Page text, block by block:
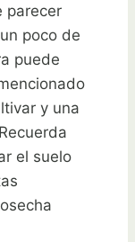
parecer
poco de
puede
y una
el suelo